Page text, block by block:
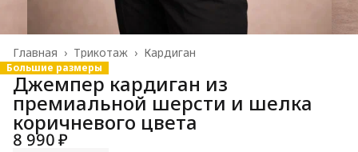
Кардиган
Трикотаж ›
Главная ›
Большие размеры
Джемпер кардиган из
премиальной шерсти и шелка
коричневого цвета
8 990 ₽